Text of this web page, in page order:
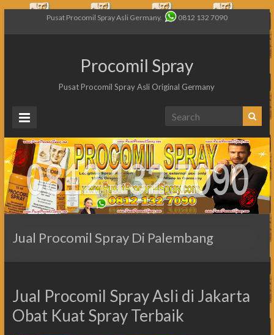
Pusat Procomil Spray Asli Germany. 0812 132 7090
Procomil Spray
Pusat Procomil Spray Asli Original Germany
Jual Procomil Spray Di Palembang
Jual Procomil Spray Asli di Jakarta
Obat Kuat Spray Terbaik